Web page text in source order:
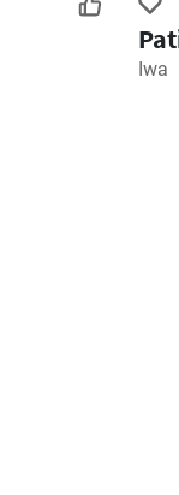
Iwa